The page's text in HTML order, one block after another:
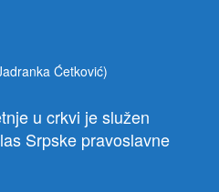
Ćetković)
u crkvi je služen
Srpske pravoslavne